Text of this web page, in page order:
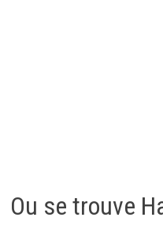
Ou se trouve